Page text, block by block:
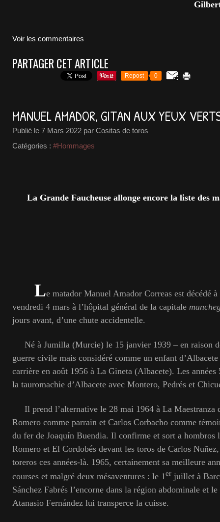
Gilbert
Voir les commentaires
PARTAGER CET ARTICLE
Repost 0
MANUEL AMADOR, GITAN AUX YEUX
Publié le 7 Mars 2022 par Cositas de toros
Catégories : #Hommages
La Grande Faucheuse allonge encore la liste des
Le matador Manuel Amador Correas est décédé à
vendredi 4 mars à l’hôpital général de la capitale
jours avant, d’une chute accidentelle.
Né à Jumilla (Murcie) le 15 janvier 1939 – en raison
guerre civile mais considéré comme un enfant
carrière en août 1956 à La Gineta (Albacete). Les années
la tauromachie d’Albacete avec Montero, Pedrés et
Il prend l’alternative le 28 mai 1964 à La Maestranza
Romero comme parrain et Carlos Corbacho comme
du fer de Joaquín Buendia. Il confirme et sort a hombros
Romero et El Cordobés devant les toros de Carlos
toreros ces années-là. 1965, certainement sa meilleure
courses et malgré deux mésaventures : le 1er juillet à
Sánchez Fabrés l’encorne dans la région abdominale et
Atanasio Fernández lui transperce la cuisse.